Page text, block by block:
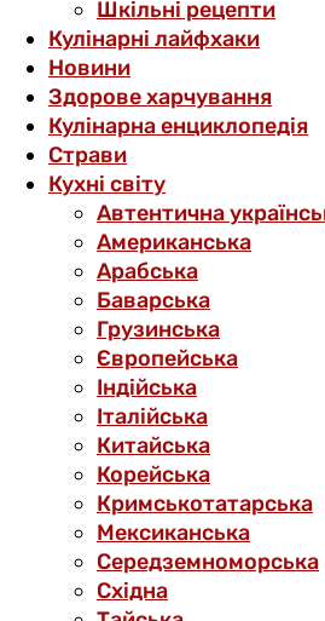
Шкільні рецепти
Кулінарні лайфхаки
Новини
Здорове харчування
Кулінарна енциклопедія
Страви
Кухні світу
Автентична
Американська
Арабська
Баварська
Грузинська
Європейська
Індійська
Італійська
Китайська
Корейська
Кримськотатарська
Мексиканська
Середземноморська
Східна